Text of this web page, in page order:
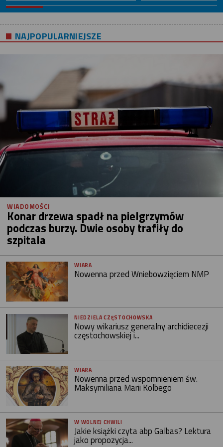
NAJPOPULARNIEJSZE
WIADOMOŚCI
Konar drzewa spadł na pielgrzymów
podczas burzy. Dwie osoby trafiły do
szpitala
WIARA
Nowenna przed Wniebowzięciem NMP
NIEDZIELA CZĘSTOCHOWSKA
Nowy wikariusz generalny archidiecezji
częstochowskiej i...
WIARA
Nowenna przed wspomnieniem św.
Maksymiliana Marii Kolbego
W WOLNEJ CHWILI
Jakie książki czyta abp Galbas? Lektura
jako propozycja...